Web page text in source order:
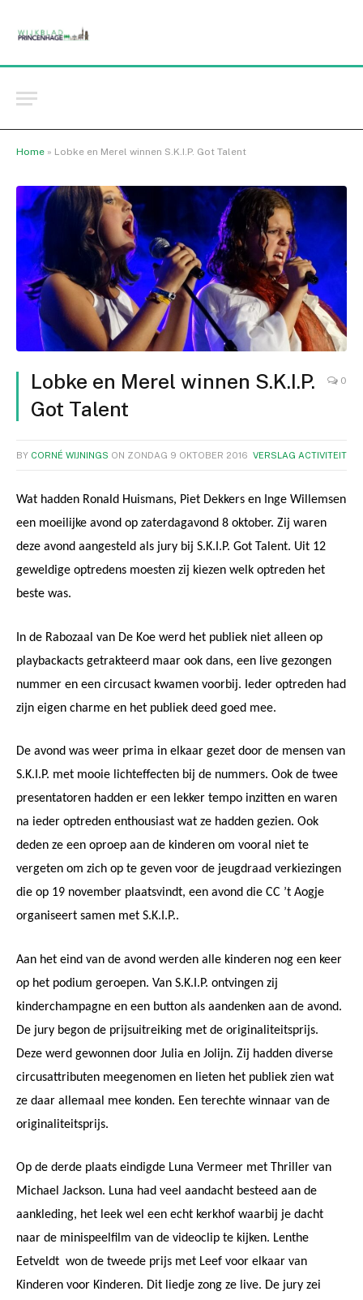
Home » Lobke en Merel winnen S.K.I.P. Got Talent
Lobke en Merel winnen S.K.I.P.
Got Talent
0
BY CORNÉ WIJNINGS ON ZONDAG 9 OKTOBER 2016 VERSLAG ACTIVITEIT
Wat hadden Ronald Huismans, Piet Dekkers en Inge Willemsen
een moeilijke avond op zaterdagavond 8 oktober. Zij waren
deze avond aangesteld als jury bij S.K.I.P. Got Talent. Uit 12
geweldige optredens moesten zij kiezen welk optreden het
beste was.
In de Rabozaal van De Koe werd het publiek niet alleen op
playbackacts getrakteerd maar ook dans, een live gezongen
nummer en een circusact kwamen voorbij. Ieder optreden had
zijn eigen charme en het publiek deed goed mee.
De avond was weer prima in elkaar gezet door de mensen van
S.K.I.P. met mooie lichteffecten bij de nummers. Ook de twee
presentatoren hadden er een lekker tempo inzitten en waren
na ieder optreden enthousiast wat ze hadden gezien. Ook
deden ze een oproep aan de kinderen om vooral niet te
vergeten om zich op te geven voor de jeugdraad verkiezingen
die op 19 november plaatsvindt, een avond die CC ’t Aogje
organiseert samen met S.K.I.P..
Aan het eind van de avond werden alle kinderen nog een keer
op het podium geroepen. Van S.K.I.P. ontvingen zij
kinderchampagne en een button als aandenken aan de avond.
De jury begon de prijsuitreiking met de originaliteitsprijs.
Deze werd gewonnen door Julia en Jolijn. Zij hadden diverse
circusattributen meegenomen en lieten het publiek zien wat
ze daar allemaal mee konden. Een terechte winnaar van de
originaliteitsprijs.
Op de derde plaats eindigde Luna Vermeer met Thriller van
Michael Jackson. Luna had veel aandacht besteed aan de
aankleding, het leek wel een echt kerkhof waarbij je dacht
naar de minispeelfilm van de videoclip te kijken. Lenthe
Eetveldt won de tweede prijs met Leef voor elkaar van
Kinderen voor Kinderen. Dit liedje zong ze live. De jury zei